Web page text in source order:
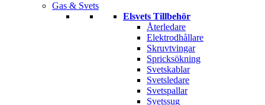
Gas & Svets
Elsvets Tillbehör
Återledare
Elektrodhållare
Skruvtvingar
Spricksökning
Svetskablar
Svetsledare
Svetspallar
Svetssug